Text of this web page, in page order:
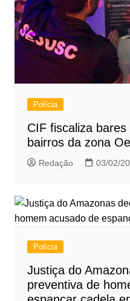
Polícia
CIF fiscaliza bares
bairros da zona
Redação 03/02/
Polícia
Justiça do
preventiva de